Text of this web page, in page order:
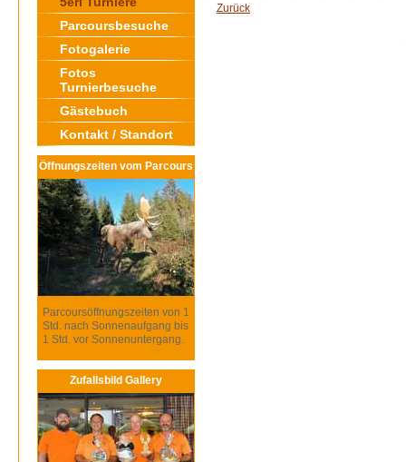
Parcoursbesuche
Fotogalerie
Fotos
Turnierbesuche
Gästebuch
Kontakt / Standort
Öffnungszeiten vom Parcours
Parcoursöffnungszeiten von 1
Std. nach Sonnenaufgang bis
1 Std. vor Sonnenuntergang.
Zufallsbild Gallery
Zurück